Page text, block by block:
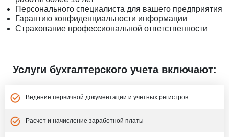
Персонального специалиста для вашего предприятия
Гарантию конфиденциальности информации
Страхование профессиональной ответственности
Услуги бухгалтерского учета включают:
Ведение первичной документации и учетных регистров
Расчет и начисление заработной платы